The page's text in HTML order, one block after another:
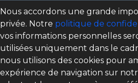
Politique de confidentialité
Direction des programmes santé
et itinérance (DPSMDI) de Santé
l'Île-de-Montréal – Universitaire
cpmd.ccsmtl@ssss.gouv.qc.ca
Nous accordons une grande
privée. Notre politique de
vos informations personnelles
utilisées uniquement dans le
nous utilisons des cookies pour
expérience de navigation sur